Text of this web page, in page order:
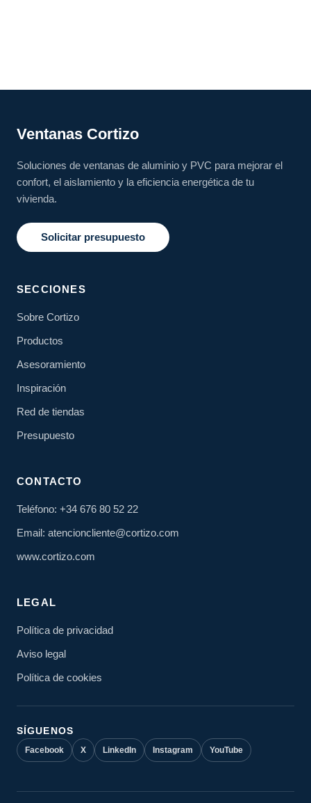
Ventanas Cortizo
Soluciones de ventanas de aluminio y PVC para mejorar el
confort, el aislamiento y la eficiencia energética de tu
vivienda.
Solicitar presupuesto
SECCIONES
Sobre Cortizo
Productos
Asesoramiento
Inspiración
Red de tiendas
Presupuesto
CONTACTO
Teléfono: +34 676 80 52 22
Email: atencioncliente@cortizo.com
www.cortizo.com
LEGAL
Política de privacidad
Aviso legal
Política de cookies
SÍGUENOS
Facebook X LinkedIn Instagram YouTube